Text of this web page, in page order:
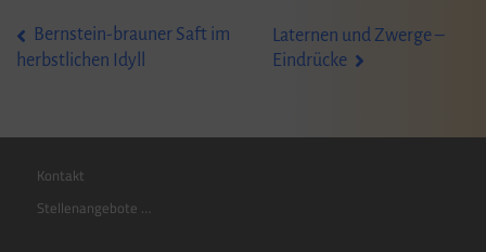
Beitragsnavigation
Bernstein-brauner Saft im
herbstlichen Idyll
Laternen und Zwerge –
Eindrücke
Kontakt
Stellenangebote …